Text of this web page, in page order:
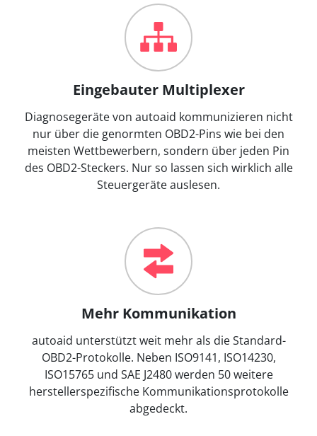
Eingebauter Multiplexer
Diagnosegeräte von autoaid kommunizieren nicht
nur über die genormten OBD2-Pins wie bei den
meisten Wettbewerbern, sondern über jeden Pin
des OBD2-Steckers. Nur so lassen sich wirklich alle
Steuergeräte auslesen.
Mehr Kommunikation
autoaid unterstützt weit mehr als die Standard-
OBD2-Protokolle. Neben ISO9141, ISO14230,
ISO15765 und SAE J2480 werden 50 weitere
herstellerspezifische Kommunikationsprotokolle
abgedeckt.